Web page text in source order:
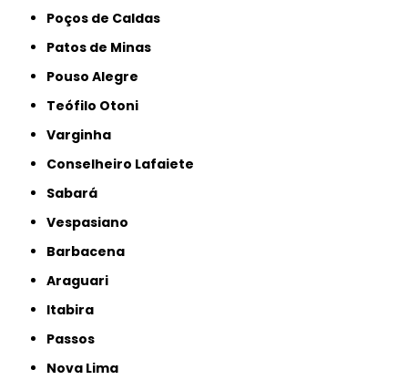
Poços de Caldas
Patos de Minas
Pouso Alegre
Teófilo Otoni
Varginha
Conselheiro Lafaiete
Sabará
Vespasiano
Barbacena
Araguari
Itabira
Passos
Nova Lima